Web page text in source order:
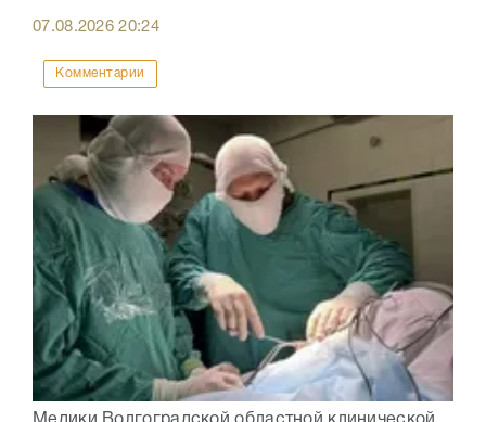
07.08.202620:24
Комментарии